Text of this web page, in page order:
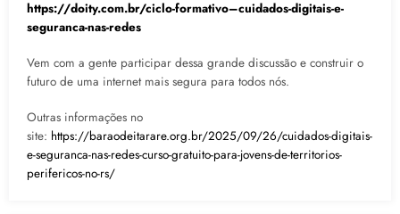
https://doity.com.br/ciclo-formativo–cuidados-digitais-e-
seguranca-nas-redes
Vem com a gente participar dessa grande discussão e construir o
futuro de uma internet mais segura para todos nós.
Outras informações no
site: https://baraodeitarare.org.br/2025/09/26/cuidados-digitais-
e-seguranca-nas-redes-curso-gratuito-para-jovens-de-territorios-
perifericos-no-rs/